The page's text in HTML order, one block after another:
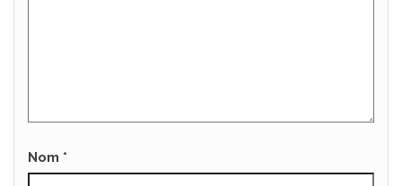
Nom *